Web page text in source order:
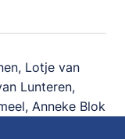
Lotje van
Lunteren,
Anneke Blok